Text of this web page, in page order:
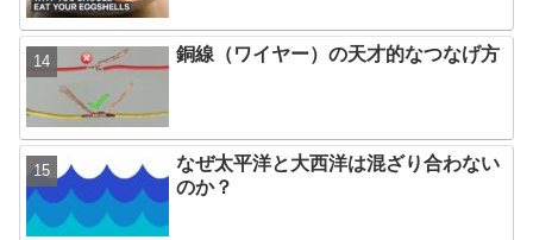
銅線（ワイヤー）の天才的なつなげ方
なぜ太平洋と大西洋は混ざり合わない
のか？